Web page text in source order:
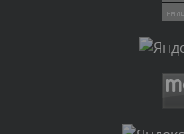
Текст комментария
администратором.
Текст комментария